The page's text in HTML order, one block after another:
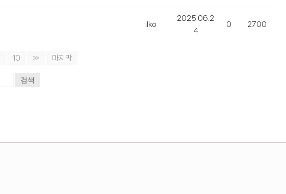
ilko
2025.06.2
4
0 2700
10 » 마지막
검색